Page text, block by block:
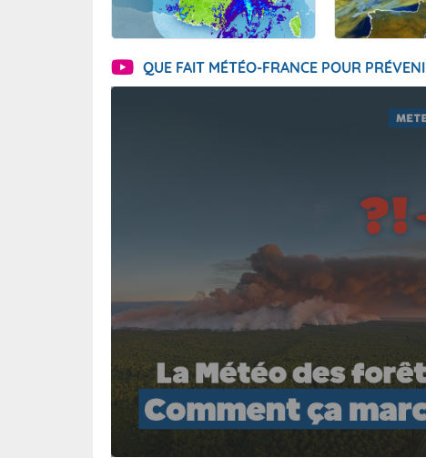
QUE FAIT MÉTÉO-FRANCE POUR